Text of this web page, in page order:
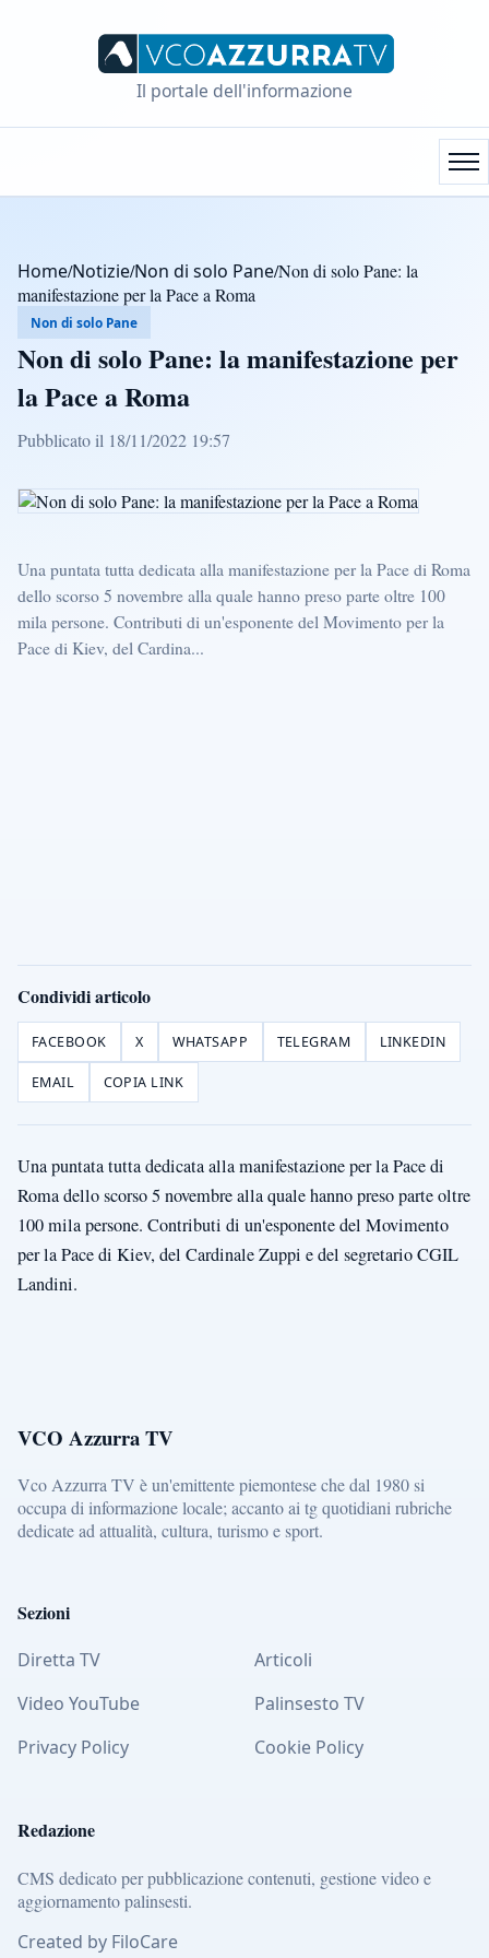
Il portale dell'informazione
Home/Notizie/Non di solo Pane/Non di solo Pane: la
manifestazione per la Pace a Roma
Non di solo Pane
Non di solo Pane: la manifestazione per
la Pace a Roma
Pubblicato il 18/11/2022 19:57
Una puntata tutta dedicata alla manifestazione per la Pace di Roma
dello scorso 5 novembre alla quale hanno preso parte oltre 100
mila persone. Contributi di un'esponente del Movimento per la
Pace di Kiev, del Cardina...
Condividi articolo
FACEBOOK X WHATSAPP TELEGRAM LINKEDIN
EMAIL COPIA LINK
Una puntata tutta dedicata alla manifestazione per la Pace di
Roma dello scorso 5 novembre alla quale hanno preso parte oltre
100 mila persone. Contributi di un'esponente del Movimento
per la Pace di Kiev, del Cardinale Zuppi e del segretario CGIL
Landini.
VCO Azzurra TV
Vco Azzurra TV è un'emittente piemontese che dal 1980 si
occupa di informazione locale; accanto ai tg quotidiani rubriche
dedicate ad attualità, cultura, turismo e sport.
Sezioni
Diretta TV
Articoli
Video YouTube
Palinsesto TV
Privacy Policy
Cookie Policy
Redazione
CMS dedicato per pubblicazione contenuti, gestione video e
aggiornamento palinsesti.
Created by FiloCare